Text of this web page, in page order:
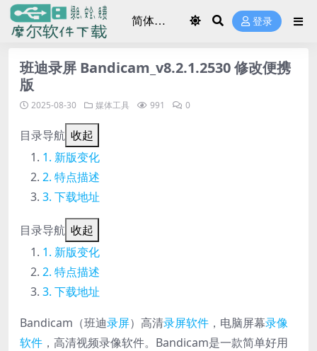
登录
班迪录屏 Bandicam_v8.2.1.2530 修改便携
版
2025-08-30 媒体工具 991 0
目录导航 收起
新版变化
特点描述
下载地址
目录导航 收起
新版变化
特点描述
下载地址
Bandicam（班迪录屏）高清录屏软件 ，电脑屏幕录像
软件 ，高清视频录像软件。Bandicam是一款简单好用